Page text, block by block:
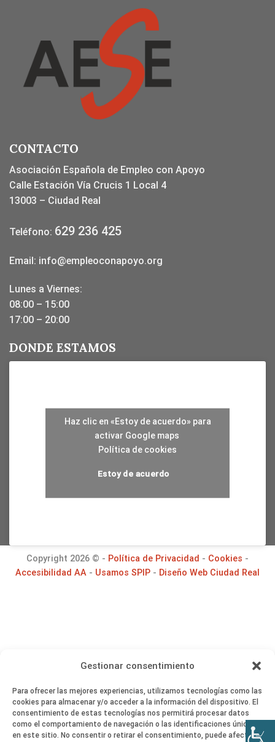
Gestionar consentimiento
Para ofrecer las mejores experiencias, utilizamos tecnologías como las
cookies para almacenar y/o acceder a la información del dispositivo. El
consentimiento de estas tecnologías nos permitirá procesar datos
como el comportamiento de navegación o las identificaciones únicas
en este sitio. No consentir o retirar el consentimiento, puede afectar
CONTACTO
Asociación Española de Empleo con Apoyo
Calle Estación Vía Crucis 1 Local 4
13003 – Ciudad Real
Teléfono: 629 236 425
Email: info@empleoconapoyo.org
Lunes a Viernes:
08:00 – 15:00
17:00 – 20:00
DONDE ESTAMOS
Haz clic en «Estoy de acuerdo» para
activar Google maps
Política de cookies
Estoy de acuerdo
Copyright 2026 © - Política de Privacidad - Cookies -
Accesibilidad AA - Usamos SPIP - Diseño Web Ciudad Real